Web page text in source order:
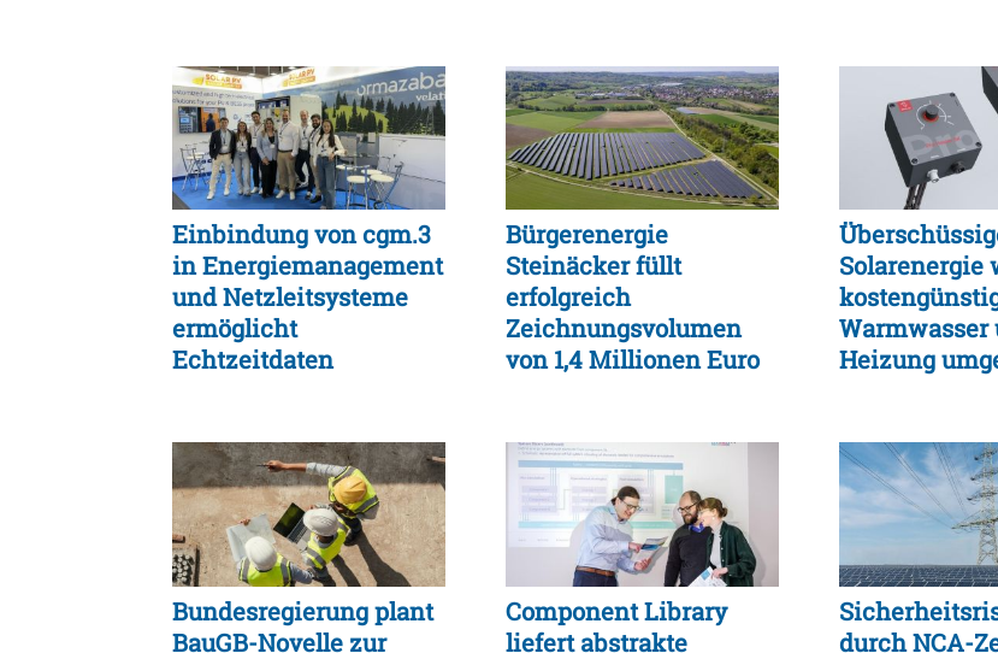
Einbindung von cgm.3
in Energiemanagement
und Netzleitsysteme
ermöglicht
Echtzeitdaten
Bürgerenergie
Steinäcker füllt
erfolgreich
Zeichnungsvolumen
von 1,4 Millionen Euro
Solarenergie
Warmwasser
Heizung
Bundesregierung plant
BauGB-Novelle zur
Component Library
liefert abstrakte
durch NCA-